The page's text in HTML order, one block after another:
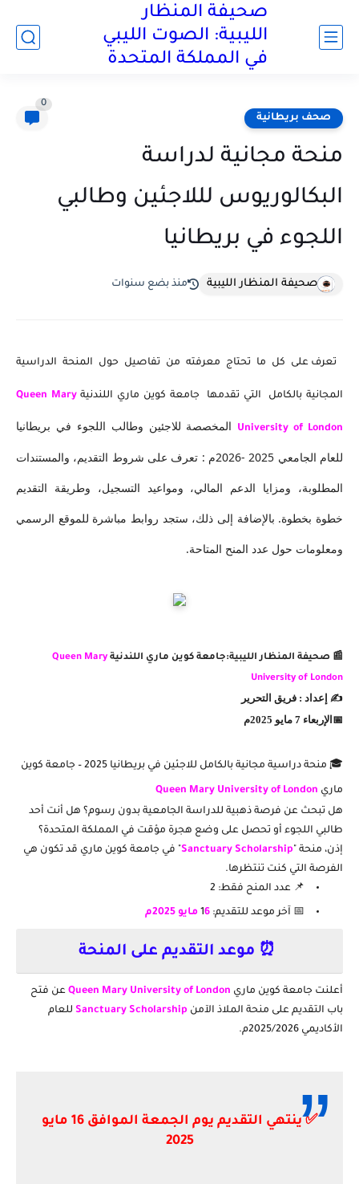
صحيفة المنظار
الليبية: الصوت الليبي
في المملكة المتحدة
صحف بريطانية
0
منحة مجانية لدراسة
البكالوريوس لللاجئين وطالبي
اللجوء في بريطانيا
صحيفة المنظار الليبية منذ بضع سنوات
تعرف على كل ما تحتاج معرفته من تفاصيل حول المنحة الدراسية
المجانية بالكامل التي تقدمها جامعة كوين ماري اللندنية Queen Mary
University of London المخصصة للاجئين وطالب اللجوء في بريطانيا
للعام الجامعي 2025
-2026م : تعرف على شروط التقديم، والمستندات
المطلوبة، ومزايا الدعم المالي، ومواعيد التسجيل، وطريقة التقديم
خطوة بخطوة. بالإضافة إلى ذلك، ستجد روابط مباشرة للموقع الرسمي
ومعلومات حول عدد المنح المتاحة.
📰 صحيفة المنظار الليبية:جامعة كوين ماري اللندنيةQueen Mary
University of London
✍️ إعداد : فريق التحرير
📅الإربعاء 7 مايو 2025م
🎓 منحة دراسية مجانية بالكامل للاجئين في بريطانيا 2025 – جامعة كوين
ماري Queen Mary University of London
هل تبحث عن فرصة ذهبية للدراسة الجامعية بدون رسوم؟ هل أنت أحد
طالبي اللجوء أو تحصل على وضع هجرة مؤقت في المملكة المتحدة؟
إذن، منحة "Sanctuary Scholarship" في جامعة كوين ماري قد تكون هي
الفرصة التي كنت تنتظرها.
📌 عدد المنح فقط:
📅 آخر موعد للتقديم: 6 مايو 2025م
⏰ موعد التقديم على المنحة
أعلنت جامعة كوين ماري Queen Mary University of London عن فتح
باب التقديم على منحة الملاذ الآمن Sanctuary Scholarship
للعام
الأكاديمي 2025/2026م .
✅ ينتهي التقديم يوم الجمعة الموافق 16 مايو
2025